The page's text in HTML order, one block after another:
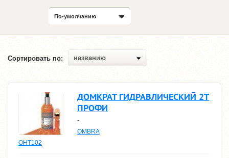
По-умолчанию
Сортировать по: названию
ДОМКРАТ ГИДРАВЛИЧЕСКИЙ 2Т
ПРОФИ
-
OMBRA
OHT102